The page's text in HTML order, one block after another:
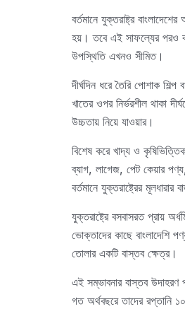
বর্তমানে যুক্তরাষ্ট্র
হয়। তবে এই সাফল্যের পরও
উপস্থিতি এখনও সীমিত।
দীর্ঘদিন ধরে তৈরি পোশাক
খাতের ওপর নির্ভরশীল থাকা
উচ্চতায় নিয়ে যাওয়ার।
বিশেষ করে খাদ্য ও
ব্যাগ, লাগেজ, পেট কেয়ার
বর্তমানে যুক্তরাষ্ট্রের
যুক্তরাষ্ট্রে বসবাসরত প্রায়
ভোক্তাদের কাছে বাংলাদেশি
তোলার একটি বাস্তব ক্ষেত্র।
এই সম্ভাবনার বাস্তব
গত অর্থবছরে তাদের রপ্তানি